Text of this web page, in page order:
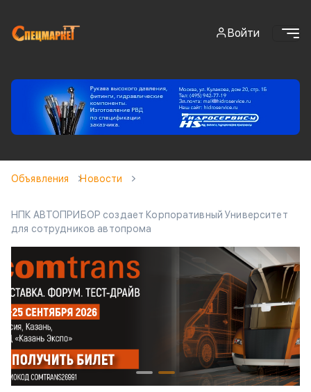
Войти
Объявления Новости
НПК АВТОПРИБОР создает Корпоративный Университет
для сотрудников автопрома